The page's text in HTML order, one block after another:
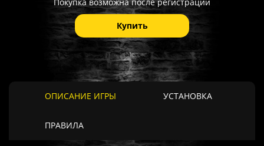
Купить
ОПИСАНИЕ ИГРЫ УСТАНОВКА
ПРАВИЛА